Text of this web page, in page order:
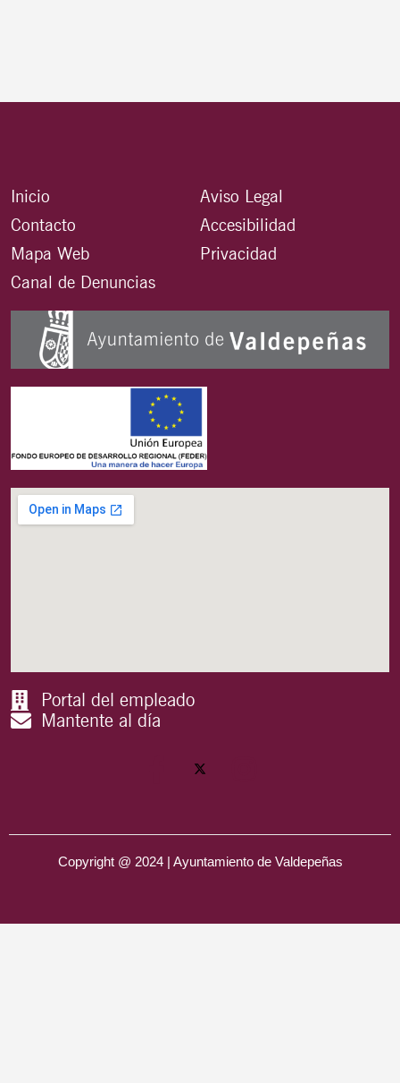
Inicio
Contacto
Mapa Web
Canal de Denuncias
Aviso Legal
Accesibilidad
Privacidad
Portal del empleado
Mantente al día
Copyright @ 2024 | Ayuntamiento de Valdepeñas